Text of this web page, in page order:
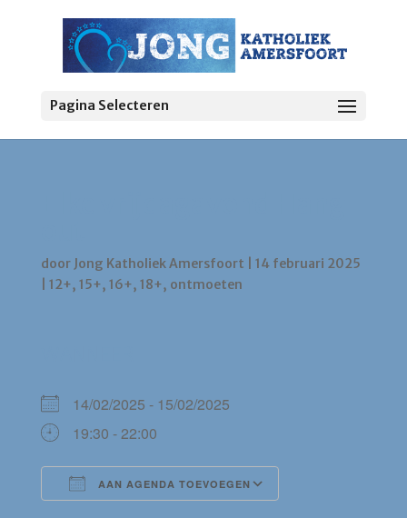
Pagina Selecteren
door Jong Katholiek Amersfoort
14 februari 2025
12+, 15+, 16+, 18+, ontmoeten
14/02/2025 - 15/02/2025
19:30 - 22:00
AAN AGENDA TOEVOEGEN